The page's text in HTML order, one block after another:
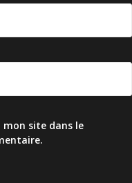
site dans le